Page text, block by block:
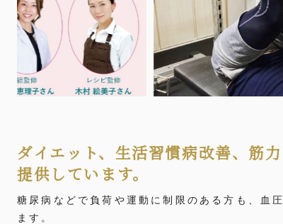
ダイエット、生活習慣病改善、筋
提供しています。
糖尿病などで負荷や運動に制限のある方も、血
ます。